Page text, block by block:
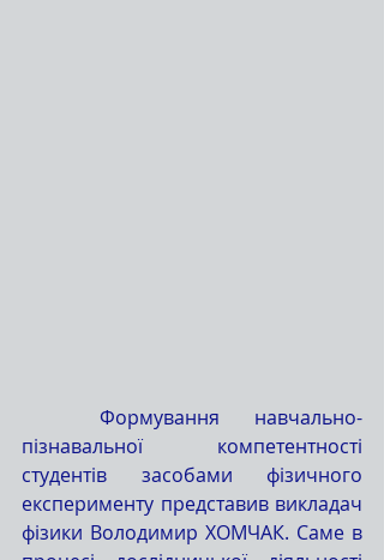
пізнавальної компетентності
студентів засобами фізичного
експерименту представив викладач
фізики Володимир ХОМЧАК. Саме в